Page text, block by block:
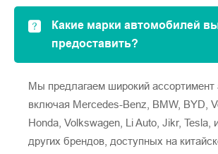
Какие марки автомобилей
предоставить?
Мы предлагаем широкий ассортимент
включая Mercedes-Benz, BMW, BYD,
Honda, Volkswagen, Li Auto, Jikr, Tesla,
других брендов, доступных на